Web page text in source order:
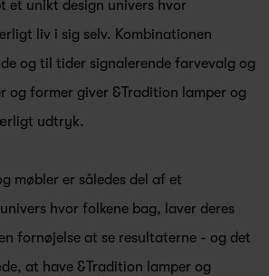
et unikt design univers hvor
liv i sig selv. Kombinationen
og til tider signalerende farvevalg og
og former giver &Tradition lamper og
udtryk.
møbler er således del af et
hvor folkene bag, laver deres
fornøjelse at se resultaterne - og det
at have &Tradition lamper og